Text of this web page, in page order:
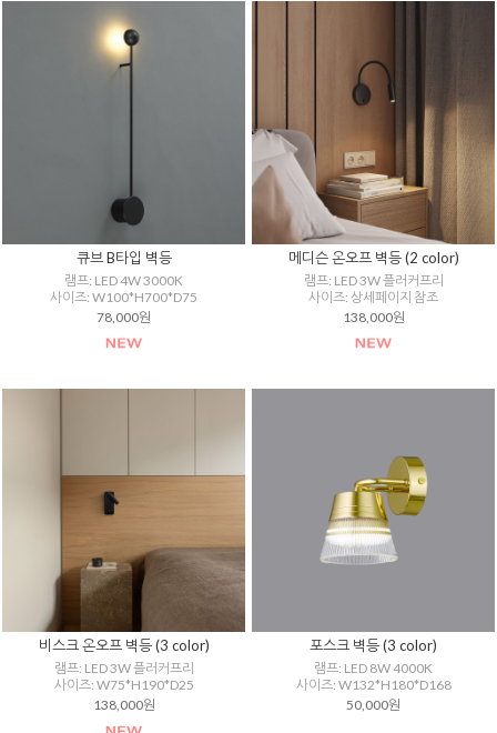
큐브 B타입 벽등
램프: LED 4W 3000K
사이즈: W100*H700*D75
78,000원
메디슨 온오프 벽등 (2 color)
램프: LED 3W 플러커프리
사이즈: 상세페이지 참조
138,000원
비스크 온오프 벽등 (3 color)
램프: LED 3W 플러커프리
사이즈: W75*H190*D25
138,000원
포스크 벽등 (3 color)
램프: LED 8W 4000K
사이즈: W132*H180*D168
50,000원